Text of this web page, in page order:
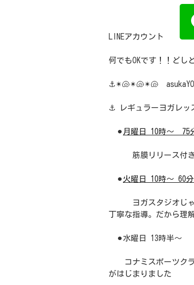
LINEアカウント
何でもOKです！！どし
⚓️✴︎🐚✴︎🐚✴︎🐚
⚓️ レギュラーヨガレッ
⚫︎ 月曜日 10時〜 75
筋膜リリース付
⚫︎火曜日 10時〜 60分
ヨガスタジオじゃ
丁寧な指導。だから理
⚫︎水曜日 13時半〜
コナミスポーツクラ
がはじまりました